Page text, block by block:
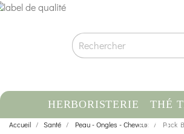
HERBORISTERIE THÉ
HUILE
Accueil Santé Peau - Ongles - Cheveux Pack